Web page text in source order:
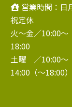
営業時間：日
祝定休
火～金／10:00〜
18:00
土曜 ／10:00〜
14:00（～18:00）